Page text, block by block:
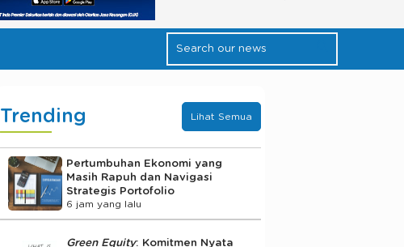
Trending Lihat Semua
Pertumbuhan Ekonomi yang
Masih Rapuh dan Navigasi
Strategis Portofolio
6 jam yang lalu
Green Equity: Komitmen Nyata